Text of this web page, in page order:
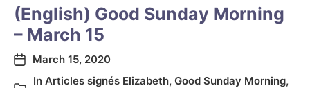
(English) Good Sunday Morning
– March 15
March 15, 2020
In Articles signés Elizabeth, Good Sunday Morning,